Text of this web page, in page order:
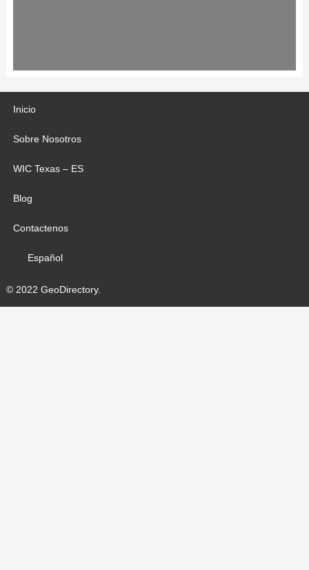
Inicio
Sobre Nosotros
WIC Texas – ES
Blog
Contactenos
Español
© 2022 GeoDirectory.